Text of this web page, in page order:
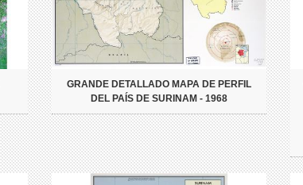
GRANDE DETALLADO MAPA DE PERFIL
DEL PAÍS DE SURINAM - 1968